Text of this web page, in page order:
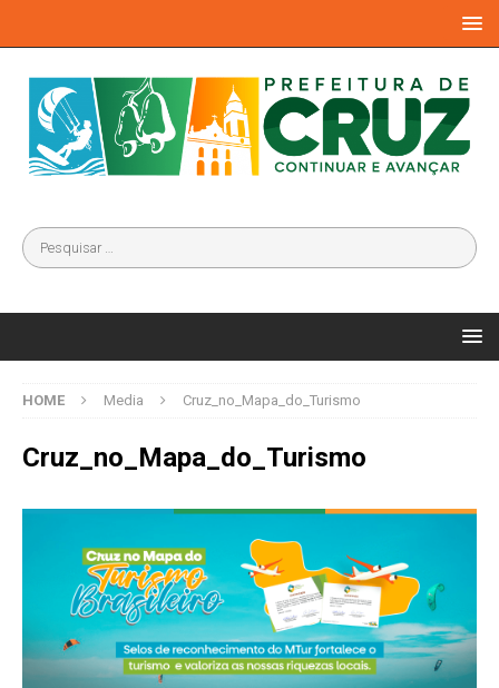
HOME Media Cruz_no_Mapa_do_Turismo
Cruz_no_Mapa_do_Turismo